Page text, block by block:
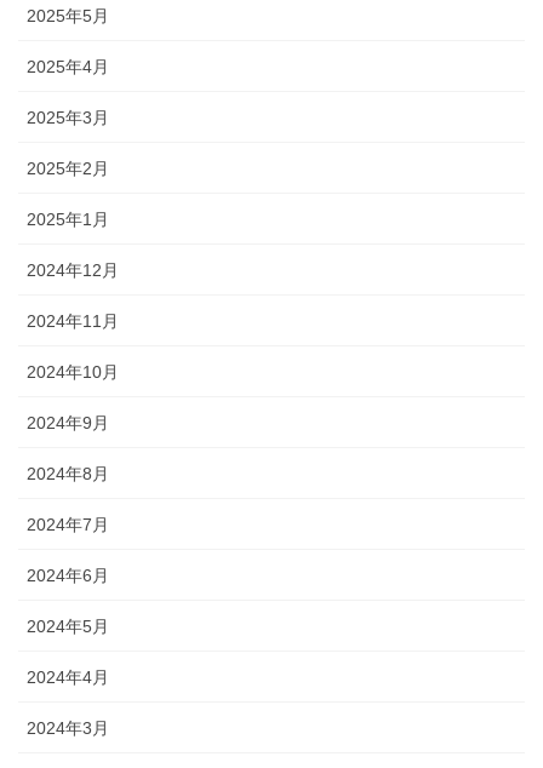
2025年5月
2025年4月
2025年3月
2025年2月
2025年1月
2024年12月
2024年11月
2024年10月
2024年9月
2024年8月
2024年7月
2024年6月
2024年5月
2024年4月
2024年3月